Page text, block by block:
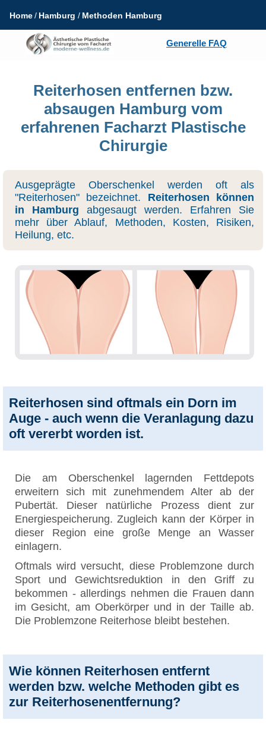
Generelle FAQ
Home Hamburg Methoden Hamburg
Reiterhosen entfernen bzw.
absaugen Hamburg vom
erfahrenen Facharzt Plastische
Chirurgie
Ausgeprägte Oberschenkel werden oft als
"Reiterhosen" bezeichnet. Reiterhosen können
in Hamburg abgesaugt werden. Erfahren Sie
mehr über Ablauf, Methoden, Kosten, Risiken,
Heilung, etc.
Reiterhosen sind oftmals ein Dorn im
Auge - auch wenn die Veranlagung dazu
oft vererbt worden ist.
Die am Oberschenkel lagernden Fettdepots
erweitern sich mit zunehmendem Alter ab der
Pubertät. Dieser natürliche Prozess dient zur
Energiespeicherung. Zugleich kann der Körper in
dieser Region eine große Menge an Wasser
einlagern.
Oftmals wird versucht, diese Problemzone durch
Sport und Gewichtsreduktion in den Griff zu
bekommen - allerdings nehmen die Frauen dann
im Gesicht, am Oberkörper und in der Taille ab.
Die Problemzone Reiterhose bleibt bestehen.
Wie können Reiterhosen entfernt
werden bzw. welche Methoden gibt es
zur Reiterhosenentfernung?